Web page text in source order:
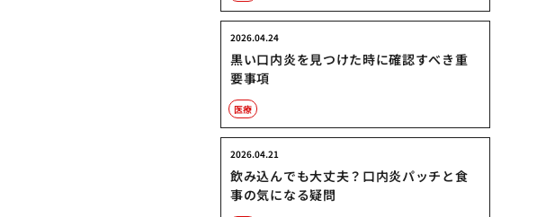
黒い口内炎を見つけた時に確認すべき重
要事項
2026.04.24
医療
飲み込んでも大丈夫？口内炎パッチと食
事の気になる疑問
2026.04.21